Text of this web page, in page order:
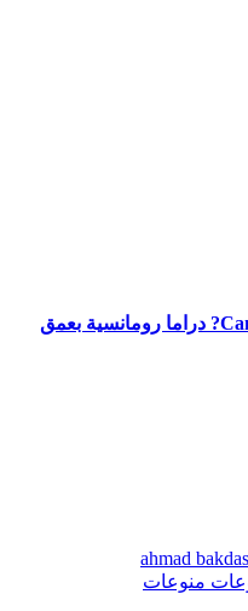
مسلسل Can This Love Be Translated? دراما رومانسية بعمق
ahmad
منوعات